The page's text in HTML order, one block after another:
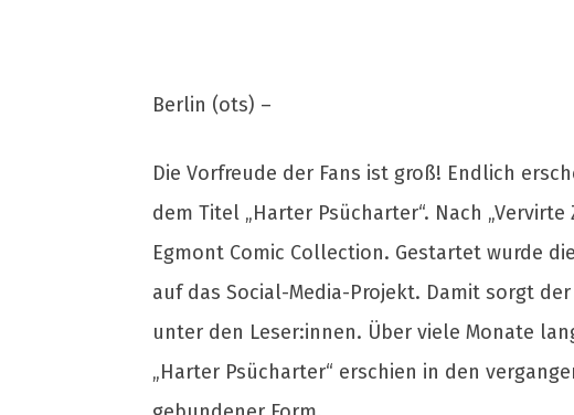
Berlin (ots) –
Die Vorfreude der Fans ist groß! Endlich
dem Titel „Harter Psücharter“. Nach
Egmont Comic Collection. Gestartet wurde
auf das Social-Media-Projekt. Damit sorgt
unter den Leser:innen. Über viele Monate
„Harter Psücharter“ erschien in den